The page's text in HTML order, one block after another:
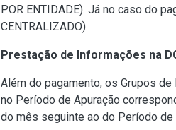
POR ENTIDADE). Já no caso do
CENTRALIZADO).
Prestação de Informações na
Além do pagamento, os Grupos
no Período de Apuração
do mês seguinte ao do Período de